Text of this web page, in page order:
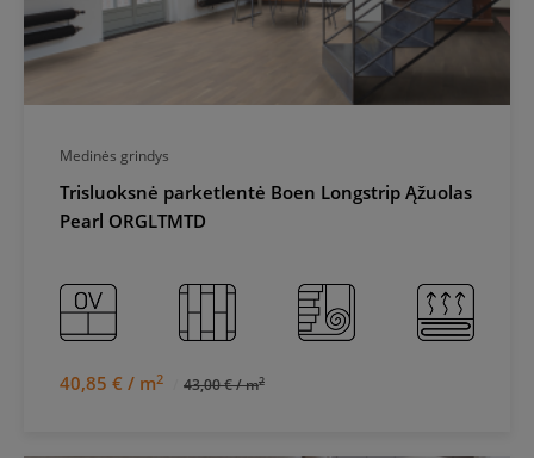
Medinės grindys
Trisluoksnė parketlentė Boen Longstrip Ąžuolas
Pearl ORGLTMTD
40,85 € / m2 43,00 € / m2